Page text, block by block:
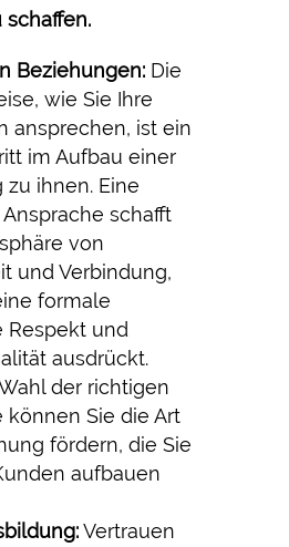
schaffen.
Beziehungen: Die
wie Sie Ihre
ansprechen, ist ein
im Aufbau einer
zu ihnen. Eine
schafft
von
und Verbindung,
formale
Respekt und
ausdrückt.
der richtigen
können Sie die Art
fördern, die Sie
aufbauen
Vertrauen